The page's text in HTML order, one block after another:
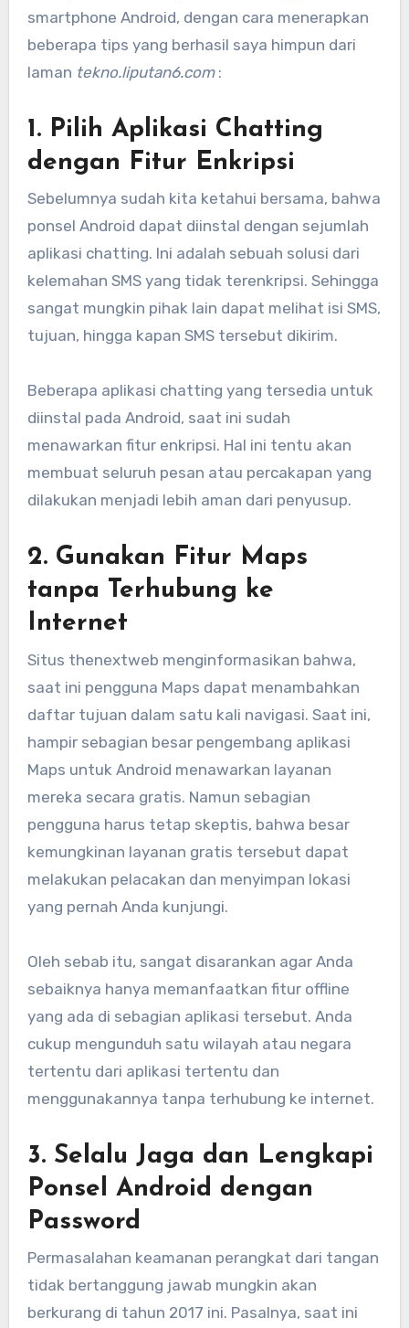
smartphone Android, dengan cara menerapkan
beberapa tips yang berhasil saya himpun dari
laman tekno.liputan6.com:
1. Pilih Aplikasi Chatting
dengan Fitur Enkripsi
Sebelumnya sudah kita ketahui bersama, bahwa
ponsel Android dapat diinstal dengan sejumlah
aplikasi chatting. Ini adalah sebuah solusi dari
kelemahan SMS yang tidak terenkripsi. Sehingga
sangat mungkin pihak lain dapat melihat isi SMS,
tujuan, hingga kapan SMS tersebut dikirim.
Beberapa aplikasi chatting yang tersedia untuk
diinstal pada Android, saat ini sudah
menawarkan fitur enkripsi. Hal ini tentu akan
membuat seluruh pesan atau percakapan yang
dilakukan menjadi lebih aman dari penyusup.
2. Gunakan Fitur Maps
tanpa Terhubung ke
Internet
Situs thenextweb menginformasikan bahwa,
saat ini pengguna Maps dapat menambahkan
daftar tujuan dalam satu kali navigasi. Saat ini,
hampir sebagian besar pengembang aplikasi
Maps untuk Android menawarkan layanan
mereka secara gratis. Namun sebagian
pengguna harus tetap skeptis, bahwa besar
kemungkinan layanan gratis tersebut dapat
melakukan pelacakan dan menyimpan lokasi
yang pernah Anda kunjungi.
Oleh sebab itu, sangat disarankan agar Anda
sebaiknya hanya memanfaatkan fitur offline
yang ada di sebagian aplikasi tersebut. Anda
cukup mengunduh satu wilayah atau negara
tertentu dari aplikasi tertentu dan
menggunakannya tanpa terhubung ke internet.
3. Selalu Jaga dan Lengkapi
Ponsel Android dengan
Password
Permasalahan keamanan perangkat dari tangan
tidak bertanggung jawab mungkin akan
berkurang di tahun 2017 ini. Pasalnya, saat ini